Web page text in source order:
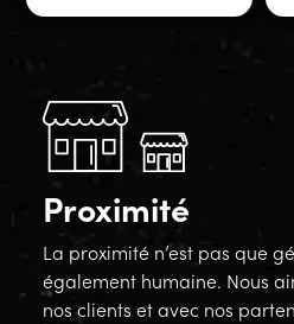
Proximité
La proximité n’est pas que
également humaine. Nous
nos clients et avec nos